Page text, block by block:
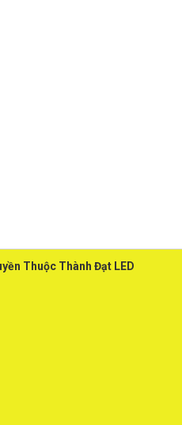
Thuộc Thành Đạt LED